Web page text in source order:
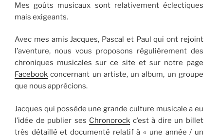
Mes goûts musicaux sont relativement éclectiques
mais exigeants.
Avec mes amis Jacques, Pascal et Paul qui ont rejoint
l’aventure, nous vous proposons régulièrement des
chroniques musicales sur ce site et sur notre page
Facebook concernant un artiste, un album, un groupe
que nous apprécions.
Jacques qui possède une grande culture musicale a eu
l’idée de publier ses Chronorock c’est à dire un billet
très détaillé et documenté relatif à « une année / un